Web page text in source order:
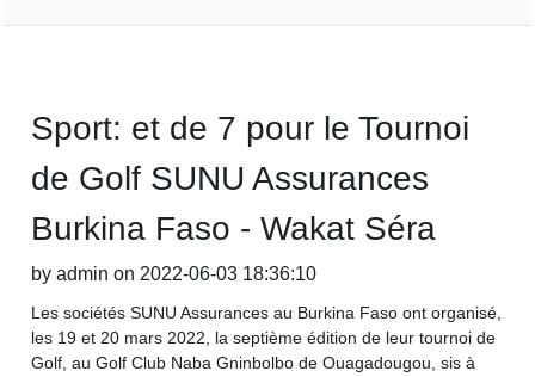
Sport: et de 7 pour le Tournoi
de Golf SUNU Assurances
Burkina Faso - Wakat Séra
by admin on 2022-06-03 18:36:10
Les sociétés SUNU Assurances au Burkina Faso ont organisé,
les 19 et 20 mars 2022, la septième édition de leur tournoi de
Golf, au Golf Club Naba Gninbolbo de Ouagadougou, sis à